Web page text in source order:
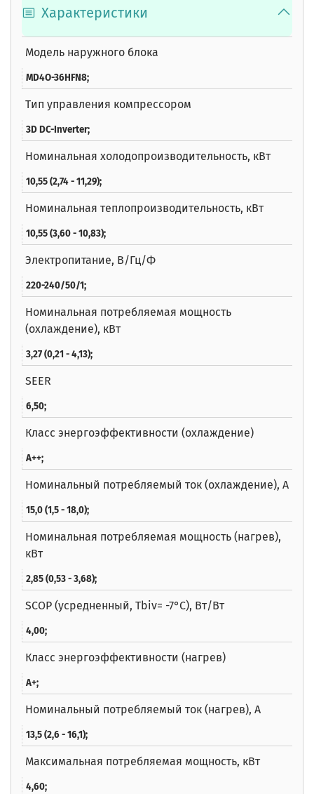
Характеристики
Модель наружного блока
MD4O-36HFN8;
Тип управления компрессором
3D DC-Inverter;
Номинальная холодопроизводительность, кВт
10,55 (2,74 - 11,29);
Номинальная теплопроизводительность, кВт
10,55 (3,60 - 10,83);
Электропитание, В/Гц/Ф
220-240/50/1;
Номинальная потребляемая мощность
(охлаждение), кВт
3,27 (0,21 - 4,13);
SEER
6,50;
Класс энергоэффективности (охлаждение)
A++;
Номинальный потребляемый ток (охлаждение), А
15,0 (1,5 - 18,0);
Номинальная потребляемая мощность (нагрев),
кВт
2,85 (0,53 - 3,68);
SCOP (усредненный, Tbiv= -7°C), Вт/Вт
4,00;
Класс энергоэффективности (нагрев)
A+;
Номинальный потребляемый ток (нагрев), А
13,5 (2,6 - 16,1);
Максимальная потребляемая мощность, кВт
4,60;